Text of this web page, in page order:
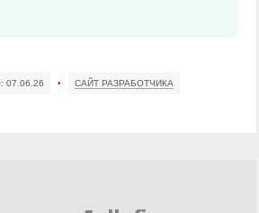
07.06.26 • САЙТ РАЗРАБОТЧИКА